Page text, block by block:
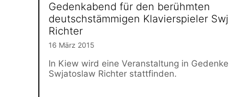
Gedenkabend für den berühmten
deutschstämmigen Klavierspieler
Richter
16 März 2015
In Kiew wird eine Veranstaltung in
Swjatoslaw Richter stattfinden.